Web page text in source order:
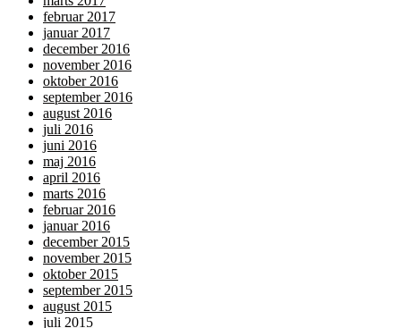
februar 2017
januar 2017
december 2016
november 2016
oktober 2016
september 2016
august 2016
juli 2016
juni 2016
maj 2016
april 2016
marts 2016
februar 2016
januar 2016
december 2015
november 2015
oktober 2015
september 2015
august 2015
juli 2015